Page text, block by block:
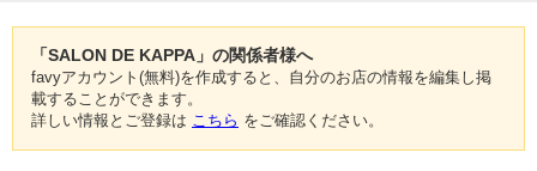
「SALON DE KAPPA」の関係者様へ
favyアカウント(無料)を作成すると、自分のお店の情報を編集し掲
載することができます。
詳しい情報とご登録は こちら をご確認ください。